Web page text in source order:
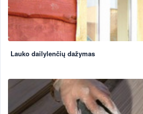
Lauko dailylenčių dažymas